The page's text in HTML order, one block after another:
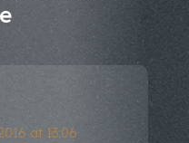
at 13:06